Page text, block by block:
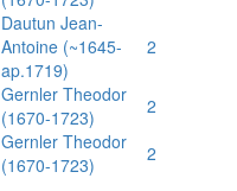
Dautun Jean-
Antoine (~1645-
ap.1719)
2
Gernler Theodor
(1670-1723)
2
Gernler Theodor
(1670-1723)
2